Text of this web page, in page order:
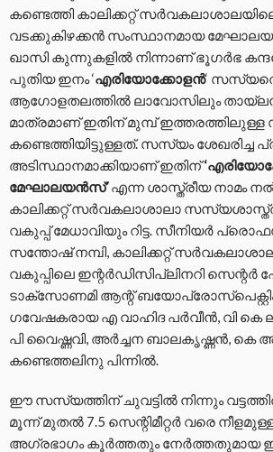
കണ്ടെത്തി കാലിക്കറ്റ്
വടക്കുകിഴക്കൻ സംസ്ഥാനമായ
ഖാസി കുന്നുകളിൽ നിന്നാണ് ഭൂഗർഭ
പുതിയ ഇനം ‘എരിയോക്കോളൻ‘
ആഗോളതലത്തിൽ ലാവോസിലും
മാത്രമാണ് ഇതിന് മുമ്പ്
കണ്ടെത്തിയിട്ടുള്ളത്. സസ്യം ശേഖരിച്ച
അടിസ്ഥാനമാക്കിയാണ് ഇതിന്
മേഘാലയൻസ്’എന്ന ശാസ്ത്രീയ നാമം
കാലിക്കറ്റ് സർവകലാശാലാ
വകുപ്പ് മേധാവിയും റിട്ട. സീനിയർ
സന്തോഷ് നമ്പി, കാലിക്കറ്റ്
വകുപ്പിലെ ഇന്റർഡിസിപ്ലിനറി സെന്റർ
ടാക്സോണമി ആന്റ്
ഗവേഷകരായ എ വാഹിദ പർവീൻ, വി
പി വൈഷ്ണവി, അർച്ചന ബാലകൃഷ്ണൻ, കെ
കണ്ടെത്തലിനു പിന്നിൽ.
ഈ സസ്യത്തിന് ചുവട്ടിൽ നിന്നും വട്ടത്തിൽ
മൂന്ന് മുതൽ 7.5 സെന്റിമീറ്റർ വരെ
അഗ്രഭാഗം കൂർത്തതും